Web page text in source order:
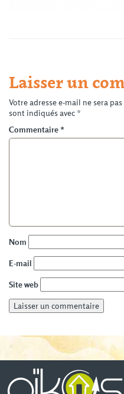
Laisser un
Votre adresse e-mail ne sera
sont indiqués avec *
Commentaire *
Nom
E-mail
Site web